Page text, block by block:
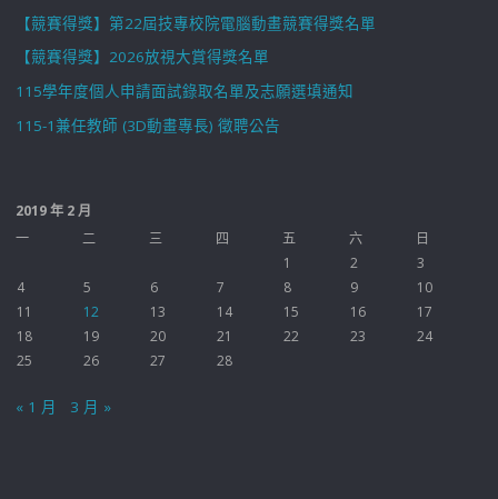
【競賽得獎】第22屆技專校院電腦動畫競賽得獎名單
【競賽得獎】2026放視大賞得獎名單
115學年度個人申請面試錄取名單及志願選填通知
115-1兼任教師 (3D動畫專長) 徵聘公告
2019 年 2 月
一
二 三 四 五 六
日
1
2
3
4
5 6 7 8 9
10
11
12 13 14 15 16
17
18
19 20 21 22 23
24
25
26 27 28
« 1 月 3 月 »